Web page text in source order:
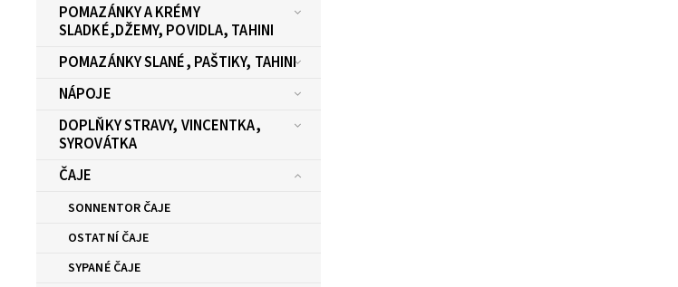
POMAZÁNKY A KRÉMY
SLADKÉ,DŽEMY, POVIDLA, TAHINI
POMAZÁNKY SLANÉ, PAŠTIKY, TAHINI
NÁPOJE
DOPLŇKY STRAVY, VINCENTKA,
SYROVÁTKA
ČAJE
SONNENTOR ČAJE
OSTATNÍ ČAJE
SYPANÉ ČAJE